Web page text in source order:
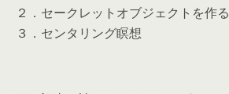
２．セークレットオブジェクトを作る
３．センタリング瞑想